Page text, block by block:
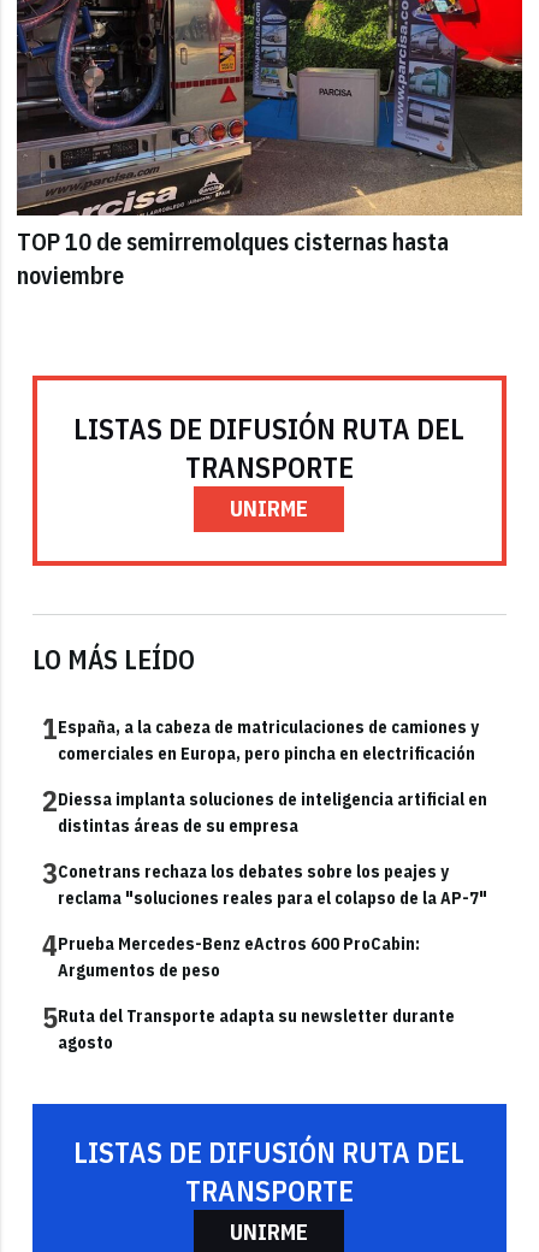
TOP 10 de semirremolques cisternas hasta
noviembre
LISTAS DE DIFUSIÓN RUTA DEL
TRANSPORTE
UNIRME
LO MÁS LEÍDO
1España, a la cabeza de matriculaciones de camiones y
comerciales en Europa, pero pincha en electrificación
2Diessa implanta soluciones de inteligencia artificial en
distintas áreas de su empresa
3Conetrans rechaza los debates sobre los peajes y
reclama "soluciones reales para el colapso de la AP-7"
4Prueba Mercedes-Benz eActros 600 ProCabin:
Argumentos de peso
5Ruta del Transporte adapta su newsletter durante
agosto
LISTAS DE DIFUSIÓN RUTA DEL
TRANSPORTE
UNIRME